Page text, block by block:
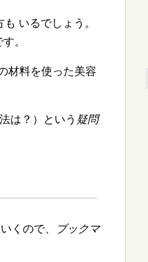
いるでしょう。
。
材料を使った美容
は？）という 疑問
くので、
ブックマ